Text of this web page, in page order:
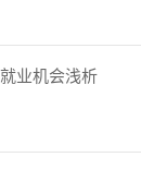
业机会浅析